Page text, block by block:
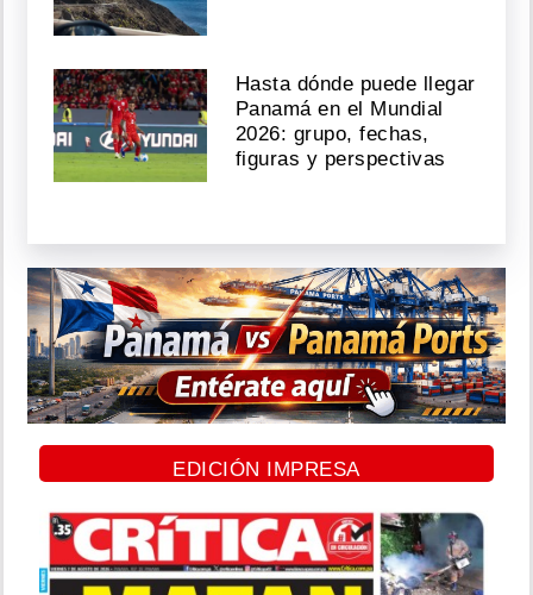
Hasta dónde puede llegar
Panamá en el Mundial
2026: grupo, fechas,
figuras y perspectivas
EDICIÓN IMPRESA